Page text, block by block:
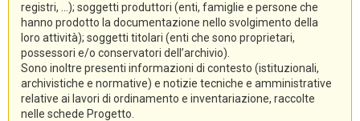
registri, ...); soggetti produttori (enti, famiglie e persone che
hanno prodotto la documentazione nello svolgimento della
loro attività); soggetti titolari (enti che sono proprietari,
possessori e/o conservatori dell’archivio).
Sono inoltre presenti informazioni di contesto (istituzionali,
archivistiche e normative) e notizie tecniche e amministrative
relative ai lavori di ordinamento e inventariazione, raccolte
nelle schede Progetto.